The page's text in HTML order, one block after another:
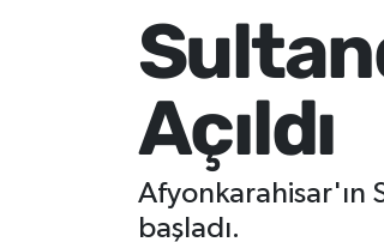
Açıldı
Afyonkarahisar'ın
başladı.
Ekonomi